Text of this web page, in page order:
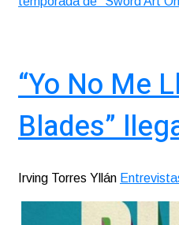
“Yo No Me
Blades”
Irving Torres Yllán